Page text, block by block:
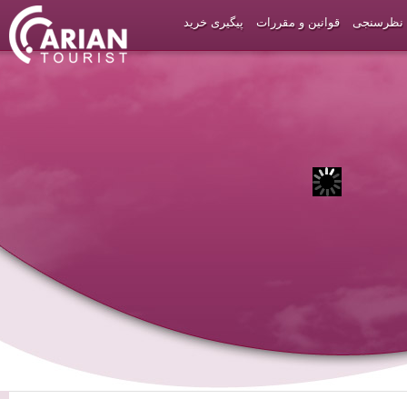
نظرسنجی قوانین و مقررات پیگیری خرید